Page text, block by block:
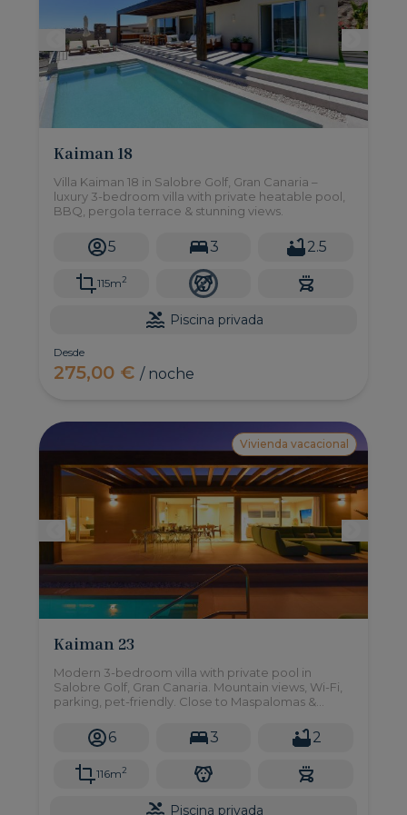
Kaiman 18
Villa Kaiman 18 in Salobre Golf, Gran Canaria –
luxury 3-bedroom villa with private heatable pool,
BBQ, pergola terrace & stunning views.
5 3 2.5
115m2
Piscina privada
Desde
275,00 €/ noche
Vivienda vacacional
Kaiman 23
Modern 3-bedroom villa with private pool in
Salobre Golf, Gran Canaria. Mountain views, Wi-Fi,
parking, pet-friendly. Close to Maspalomas &
6 3 2
116m2
Piscina privada